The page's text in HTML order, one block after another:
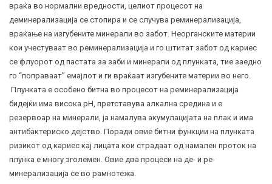
враќа во нормални вредности, целиот процесот на
деминерализација се стопира и се случува реминерализација,
враќање на изгубените минерали во забот. Неорганските материи
кои учестуваат во реминерализација и го штитат забот од кариес
се флуорот од пастата за заби и минерали од плунката, тие заедно
го “поправаат” емајлот и ги враќаат изгубените материи во него.
Плунката е особено битна во процесот на реминерализација
бидејќи има висока pH, претставува алкална средина и е
резервоар на минерали, ја намалува акумулацијата на плак и има
антибактериско дејство. Поради овие битни функции на плунката
ризикот од кариес кај лицата кои страдаат од намален проток на
плунка е многу зголемен. Овие два процеси на де- и ре-
минерализација се во рамнотежа.